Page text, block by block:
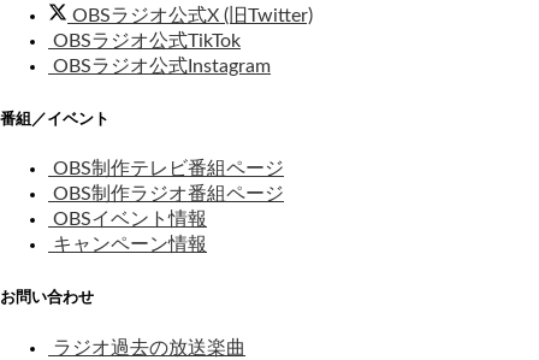
OBSラジオ公式X (旧Twitter)
OBSラジオ公式TikTok
OBSラジオ公式Instagram
番組／イベント
OBS制作テレビ番組ページ
OBS制作ラジオ番組ページ
OBSイベント情報
キャンペーン情報
お問い合わせ
ラジオ過去の放送楽曲